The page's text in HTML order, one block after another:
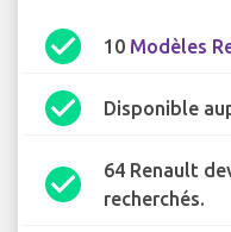
check_circle 10 Modèles
check_circle Disponible
check_circle
64 Renault
recherchés.